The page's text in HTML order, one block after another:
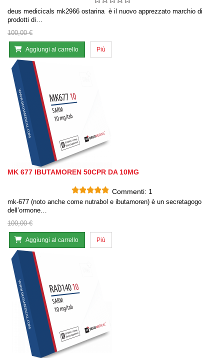
deus medicicals mk2966 ostarina è il nuovo apprezzato marchio di
prodotti di…
100,00 €
Aggiungi al carrello Più
MK 677 IBUTAMOREN 50CPR DA 10MG
Commenti: 1
mk-677 (noto anche come nutrabol e ibutamoren) è un secretagogo
dell’ormone…
100,00 €
Aggiungi al carrello Più